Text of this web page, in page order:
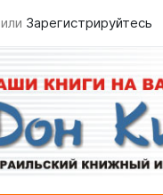
или Зарегистрируйтесь